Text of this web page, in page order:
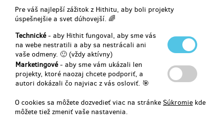
Pre váš najlepší zážitok z Hithitu, aby boli projekty
úspešnejšie a svet dúhovejší. 🌈
Technické- aby Hithit fungoval, aby sme vás
na webe nestratili a aby sa nestrácali ani
vaše odmeny. 🙂 (vždy aktívny)
Marketingové- aby sme vám ukázali len
projekty, ktoré naozaj chcete podporiť, a
autori dokázali čo najviac z vás osloviť. 🎯
O cookies sa môžete dozvedieť viac na stránke Súkromie kde
môžete tiež zmeniť vaše nastavenia.
Rodinné vstupné na křest Zvěřince 2
Získáváte rodinné vstupné na náš křest 16. 6. 2017 v Praze na
Vyšehraní.
Vstupenka je pro 2 dospělé a jejich děti.
10,30 €
(250 Kč)